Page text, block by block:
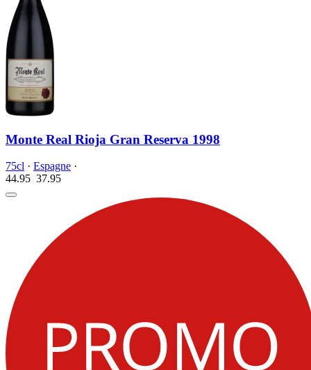
Monte Real Rioja Gran Reserva 1998
75cl · Espagne ·
44.95 37.95